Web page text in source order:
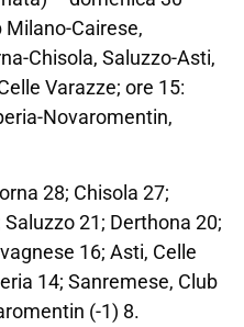
Milano-Cairese,
Chisola, Saluzzo-Asti,
Varazze; ore 15:
Novaromentin,
28; Chisola 27;
21; Derthona 20;
16; Asti, Celle
14; Sanremese, Club
(-1) 8.